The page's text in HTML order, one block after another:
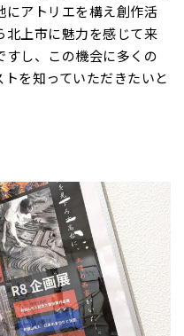
にアトリエを構え創作活
北上市に魅力を感じて来
し、この機会に多くの
を知っていただきたいと